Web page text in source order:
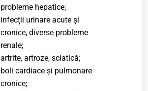
probleme hepatice;
infecții urinare acute și
cronice, diverse probleme
renale;
artrite, artroze, sciatică;
boli cardiace și pulmonare
cronice;